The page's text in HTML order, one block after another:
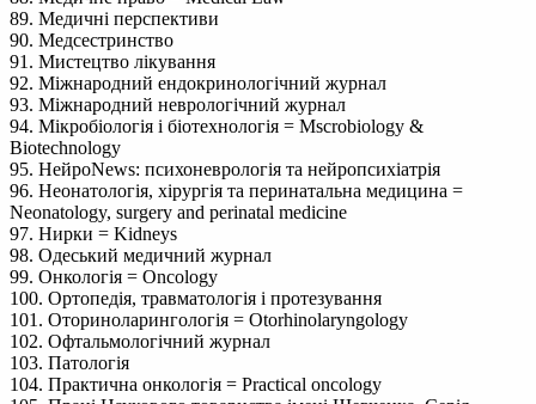
89. Медичні перспективи
90. Медсестринство
91. Мистецтво лікування
92. Міжнародний ендокринологічний журнал
93. Міжнародний неврологічний журнал
94. Мікробіологія і біотехнологія = Mscrobiology &
Biotechnology
95. НейроNews: психоневрологія та нейропсихіатрія
96. Неонатологія, хірургія та перинатальна медицина =
Neonatology, surgery and perinatal medicine
97. Нирки = Kidneys
98. Одеський медичний журнал
99. Онкологія = Oncology
100. Ортопедія, травматологія і протезування
101. Оториноларингологія = Otorhinolaryngology
102. Офтальмологічний журнал
103. Патологія
104. Практична онкологія = Practical oncology